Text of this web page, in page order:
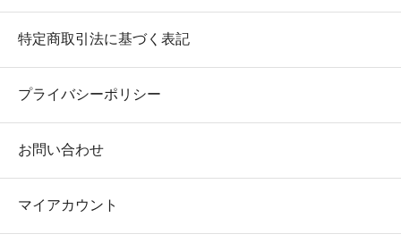
特定商取引法に基づく表記
プライバシーポリシー
お問い合わせ
マイアカウント